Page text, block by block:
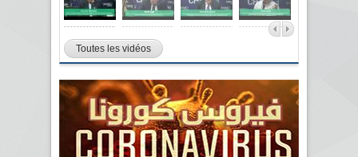
Toutes les vidéos